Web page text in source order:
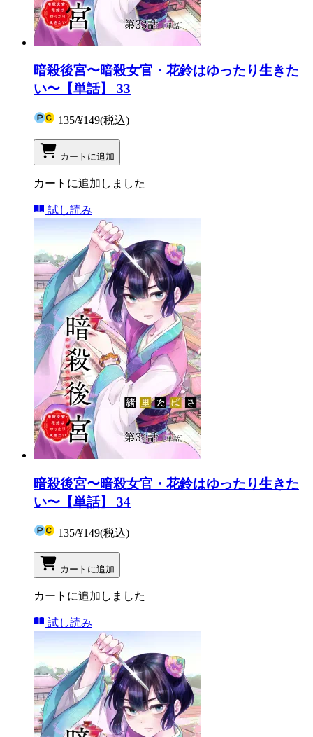
暗殺後宮〜暗殺女官・花鈴はゆったり生きた
い〜【単話】 33
135/¥149(税込)
カートに追加
カートに追加しました
試し読み
暗殺後宮〜暗殺女官・花鈴はゆったり生きた
い〜【単話】 34
135/¥149(税込)
カートに追加
カートに追加しました
試し読み